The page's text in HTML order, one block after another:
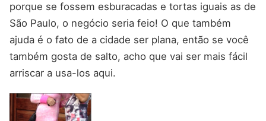
porque se fossem esburacadas e tortas iguais as de
São Paulo, o negócio seria feio! O que também
ajuda é o fato de a cidade ser plana, então se você
também gosta de salto, acho que vai ser mais fácil
arriscar a usa-los aqui.